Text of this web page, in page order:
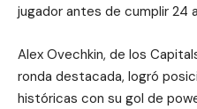
jugador antes de cumplir 24
Alex Ovechkin, de los
ronda destacada, logró
históricas con su gol de